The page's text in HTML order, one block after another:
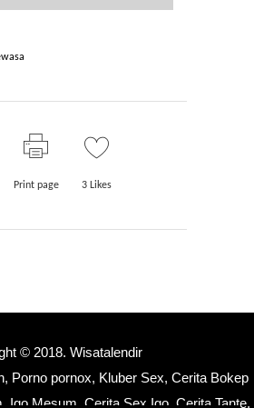
Print page 3Likes
© 2018. Wisatalendir
, Porno pornox, Kluber Sex, Cerita Bokep
Igo Mesum Cerita Sex Igo Cerita Tante,